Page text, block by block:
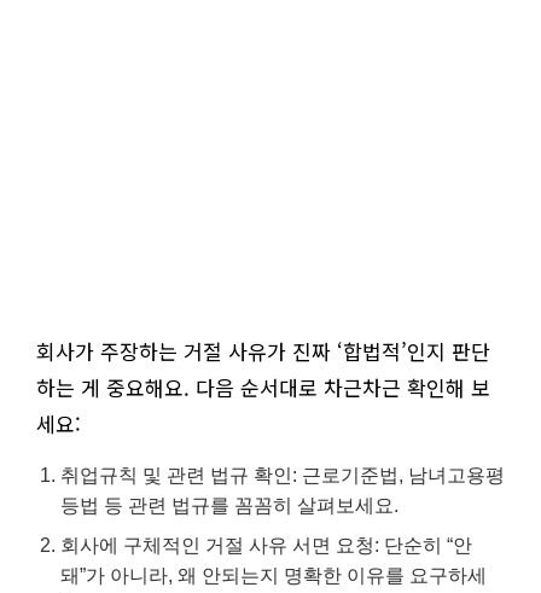
회사가 주장하는 거절 사유가 진짜 ‘합법적’인지 판단
하는 게 중요해요. 다음 순서대로 차근차근 확인해 보
세요:
취업규칙 및 관련 법규 확인: 근로기준법, 남녀고용평
등법 등 관련 법규를 꼼꼼히 살펴보세요.
회사에 구체적인 거절 사유 서면 요청: 단순히 “안
돼”가 아니라, 왜 안되는지 명확한 이유를 요구하세